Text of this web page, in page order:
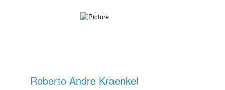
Roberto Andre Kraenkel